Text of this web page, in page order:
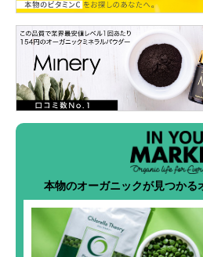
本物のオーガニックが見つかる